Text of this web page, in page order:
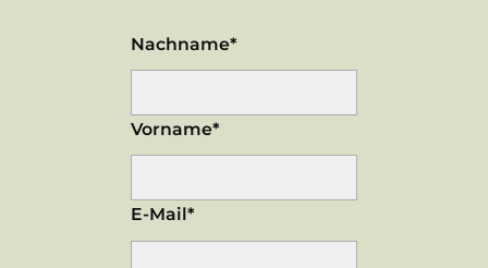
Nachname*
Vorname*
E-Mail*